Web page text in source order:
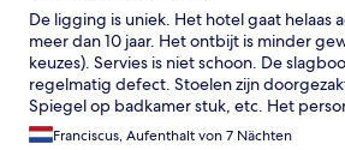
De ligging is uniek. Het hotel gaat helaas
meer dan 10 jaar. Het ontbijt is minder
keuzes). Servies is niet schoon. De
regelmatig defect. Stoelen zijn
Spiegel op badkamer stuk, etc. Het
onvriendelijk.
Franciscus, Aufenthalt von 7 Nächten